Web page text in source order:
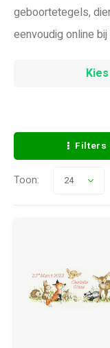
geboortetegels,
eenvoudig online
Filters
Toon: 24